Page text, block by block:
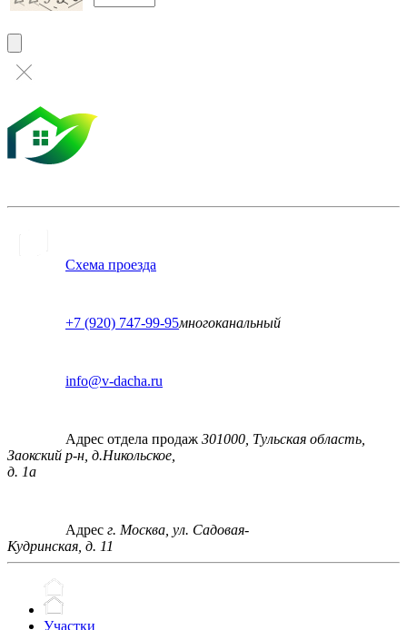
Схема проезда
+7 (920) 747-99-95многоканальный
info@v-dacha.ru
Адрес отдела продаж 301000, Тульская область,
Заокский р-н, д.Никольское,
д. 1а
Адрес г. Москва, ул. Садовая-
Кудринская, д. 11
Участки